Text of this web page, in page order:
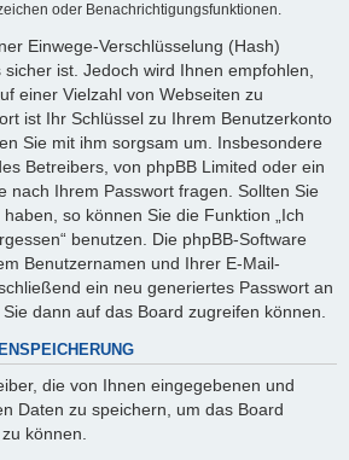
oder Benachrichtigungsfunktionen.
Einwege-Verschlüsselung (Hash)
ist. Jedoch wird Ihnen empfohlen,
einer Vielzahl von Webseiten zu
ist Ihr Schlüssel zu Ihrem Benutzerkonto
Sie mit ihm sorgsam um. Insbesondere
Betreibers, von phpBB Limited oder ein
nach Ihrem Passwort fragen. Sollten Sie
so können Sie die Funktion „Ich
benutzen. Die phpBB-Software
Benutzernamen und Ihrer E-Mail-
ein neu generiertes Passwort an
dann auf das Board zugreifen können.
die von Ihnen eingegebenen und
Daten zu speichern, um das Board
können.